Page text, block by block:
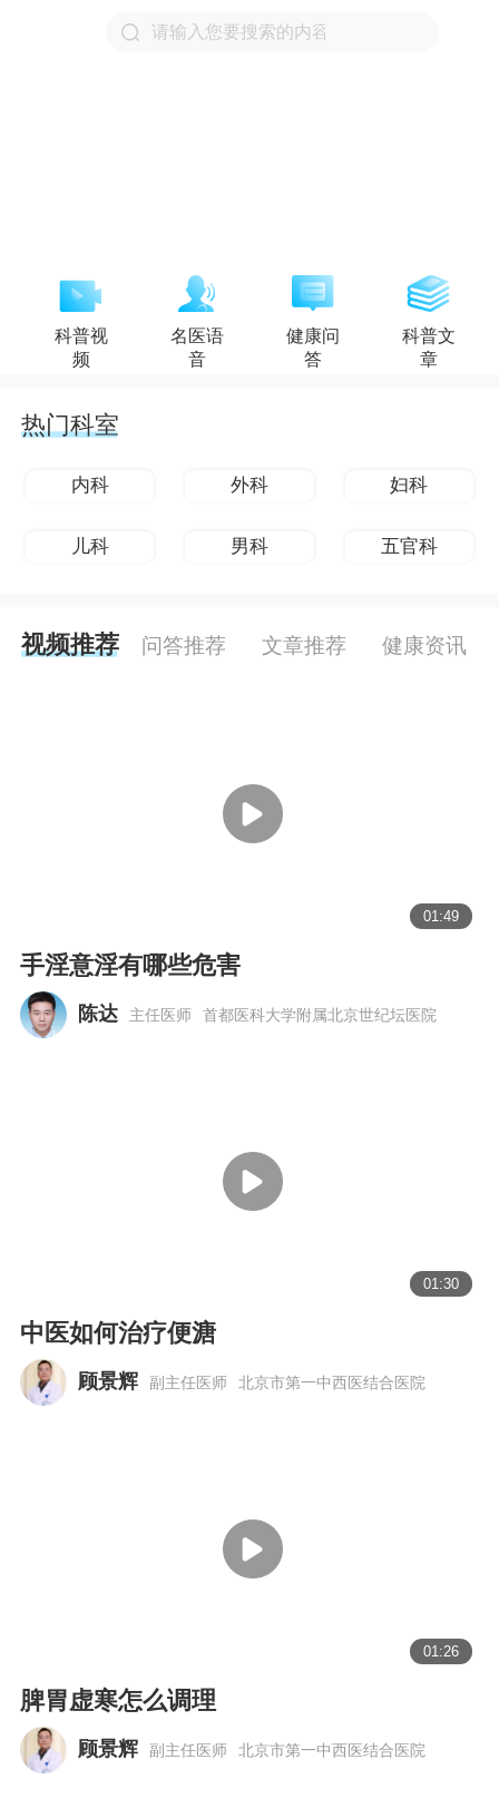
科普视
频
名医语
音
健康问
答
科普文
章
热门科室
内科 外科 妇科
儿科 男科 五官科
视频推荐 问答推荐 文章推荐 健康资讯
01:49
手淫意淫有哪些危害
陈达 主任医师 首都医科大学附属北京世纪坛医院
01:30
中医如何治疗便溏
顾景辉 副主任医师 北京市第一中西医结合医院
01:26
脾胃虚寒怎么调理
顾景辉 副主任医师 北京市第一中西医结合医院